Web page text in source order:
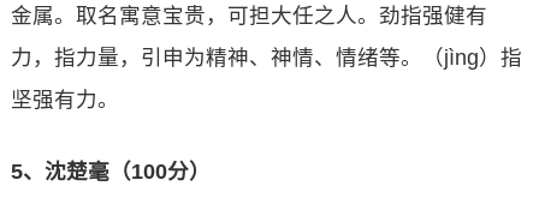
金属。取名寓意宝贵，可担大任之人。劲指强健有
力，指力量，引申为精神、神情、情绪等。（jìng）指
坚强有力。
5、沈楚毫（100分）